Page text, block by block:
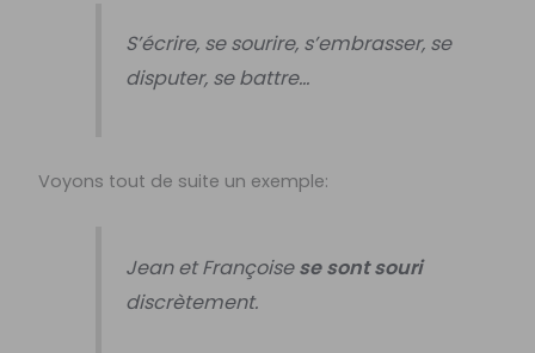
S’écrire, se sourire, s’embrasser, se
disputer, se battre…
Voyons tout de suite un exemple:
Jean et Françoisese sont souri
discrètement.